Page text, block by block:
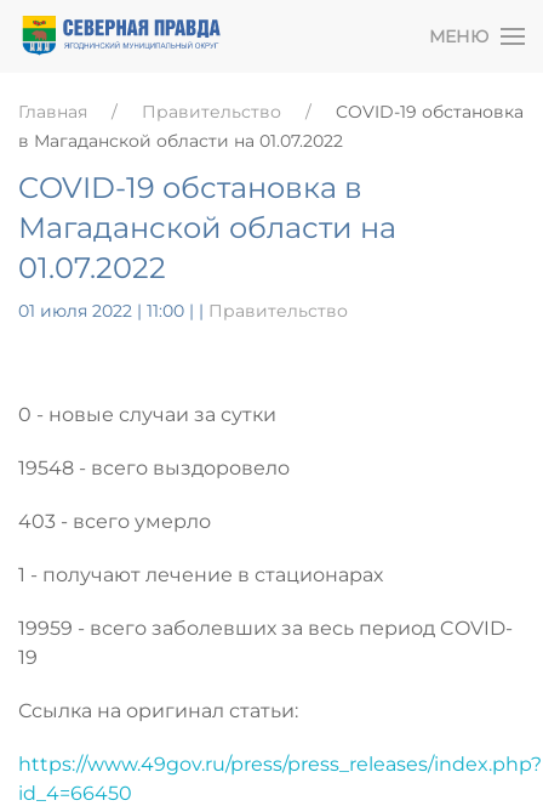
МЕНЮ
Главная Правительство
COVID-19 обстановка
в Магаданской области на 01.07.2022
COVID-19 обстановка в
Магаданской области на
01.07.2022
01 июля 2022 | 11:00 | | Правительство
0 - новые случаи за сутки
19548 - всего выздоровело
403 - всего умерло
1 - получают лечение в стационарах
19959 - всего заболевших за весь период COVID-
19
Ссылка на оригинал статьи:
https://www.49gov.ru/press/press_releases/index.php?
id_4=66450